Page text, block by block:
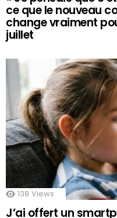
ce que le nouveau
change vraiment
juillet
138 Views
J’ai offert un